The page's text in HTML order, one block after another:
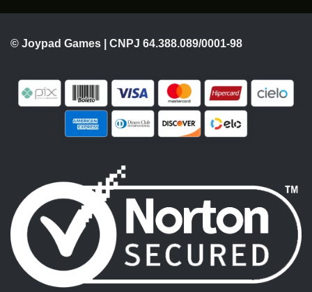
© Joypad Games | CNPJ 64.388.089/0001-98